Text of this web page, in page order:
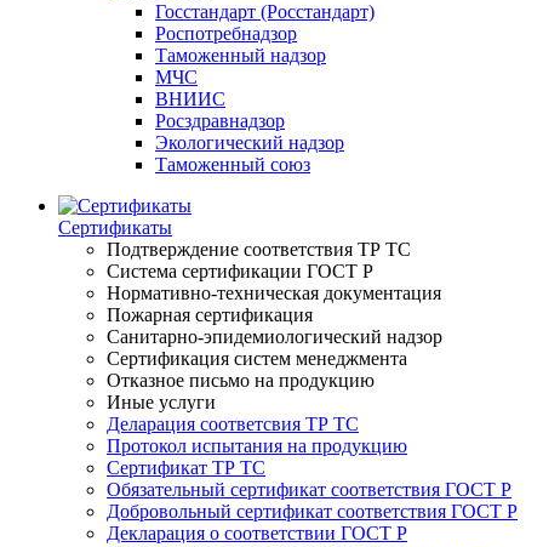
Госстандарт (Росстандарт)
Роспотребнадзор
Таможенный надзор
МЧС
ВНИИС
Росздравнадзор
Экологический надзор
Таможенный союз
Сертификаты
Подтверждение соответствия ТР ТС
Система сертификации ГОСТ Р
Нормативно-техническая документация
Пожарная сертификация
Санитарно-эпидемиологический надзор
Сертификация систем менеджмента
Отказное письмо на продукцию
Иные услуги
Деларация соответсвия ТР ТС
Протокол испытания на продукцию
Сертификат ТР ТС
Обязательный сертификат соответствия ГОСТ Р
Добровольный сертификат соответствия ГОСТ Р
Декларация о соответствии ГОСТ Р